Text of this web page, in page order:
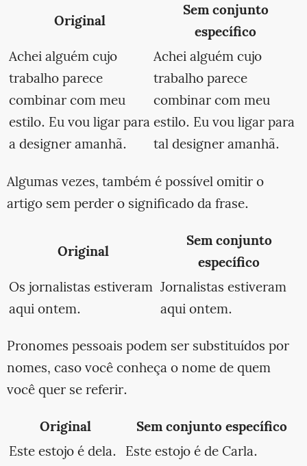
Original
Sem conjunto
específico
Achei alguém cujo
trabalho parece
combinar com meu
estilo. Eu vou ligar para
a designer amanhã.
Achei alguém cujo
trabalho parece
combinar com meu
estilo. Eu vou ligar para
tal designer amanhã.
Algumas vezes, também é possível omitir o
artigo sem perder o significado da frase.
Original
Sem conjunto
específico
Os jornalistas estiveram
aqui ontem.
Jornalistas estiveram
aqui ontem.
Pronomes pessoais podem ser substituídos por
nomes, caso você conheça o nome de quem
você quer se referir.
Original
Sem conjunto específico
Este estojo é dela. Este estojo é de Carla.